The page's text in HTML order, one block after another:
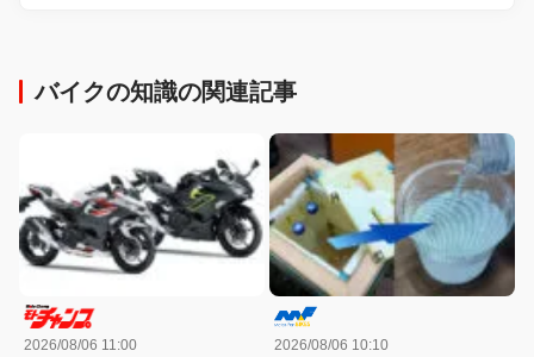
バイクの知識の関連記事
2026/08/06 11:00 2026/08/06 10:10